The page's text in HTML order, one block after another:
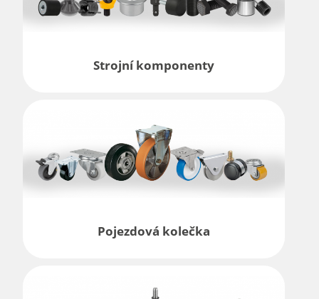
Strojní komponenty
Pojezdová kolečka